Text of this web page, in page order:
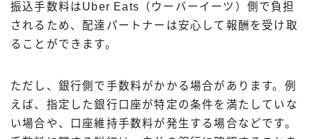
振込手数料はUber Eats（ウーバーイーツ）側で負担
されるため、配達パートナーは安心して報酬を受け取
ることができます。
ただし、銀行側で手数料がかかる場合があります。例
えば、指定した銀行口座が特定の条件を満たしていな
い場合や、口座維持手数料が発生する場合などです。